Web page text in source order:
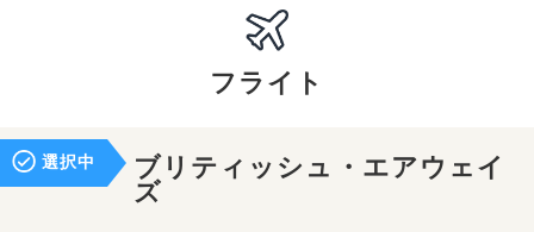
フライト
選択中
ブリティッシュ・エアウェイ
ズ